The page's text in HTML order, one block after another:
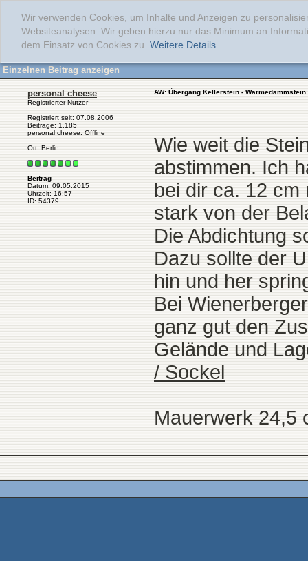
Wir verwenden Cookies, um Inhalte und Anzeigen zu
Websiteanalysen. Wir geben hierzu nur das Minimum an
dem Einsatz von Cookies zu. Weitere Details...
Einzelnen Beitrag anzeigen
personal cheese
Registrierter Nutzer
Registriert seit: 07.08.2006
Beiträge: 1.185
personal cheese: Offline
Ort: Berlin
Beitrag
Datum: 09.05.2015
Uhrzeit: 16:57
ID: 54379
AW: Übergang Kellerstein - Wärmedämmstein
Wie weit die
abstimmen. Ich
bei dir ca. 12 cm
stark von der
Die Abdichtung
Dazu sollte der
hin und her
Bei
ganz gut den
Gelände und
/ Sockel
Mauerwerk 24,5